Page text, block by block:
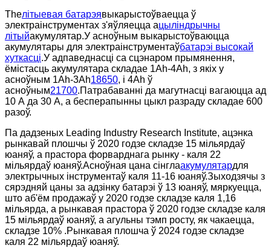
Theлітыевая батарэявыкарыстоўваецца ў
электраінструментах з'яўляецца ацыліндрычны
літыйакумулятар.У асноўным выкарыстоўваюцца
акумулятары для электраінструментаўбатарэі высокай
хуткасці.У адпаведнасці са сцэнаром прымянення,
ёмістасць акумулятара складае 1Ah-4Ah, з якіх у
асноўным 1Ah-3Ah18650, і 4Ah ў
асноўным21700.Патрабаванні да магутнасці вагаюцца ад
10 А да 30 А, а бесперапынны цыкл разраду складае 600
разоў.
Па дадзеных Leading Industry Research Institute, ацэнка
рынкавай плошчы ў 2020 годзе складзе 15 мільярдаў
юаняў, а прастора форварднага рынку - каля 22
мільярдаў юаняў.Асноўная цана сінглаакумулятардля
электрычных інструментаў каля 11-16 юаняў.Зыходзячы з
сярэдняй цаны за адзінку батарэі ў 13 юаняў, мяркуецца,
што аб'ём продажаў у 2020 годзе складзе каля 1,16
мільярда, а рынкавая прастора ў 2020 годзе складзе каля
15 мільярдаў юаняў, а агульны тэмп росту, як чакаецца,
складзе 10% .Рынкавая плошча ў 2024 годзе складзе
каля 22 мільярдаў юаняў.